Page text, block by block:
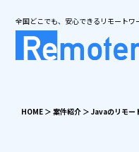
全国どこでも、安心できるリモートワ
HOME ＞ 案件紹介 ＞ Javaのリモー